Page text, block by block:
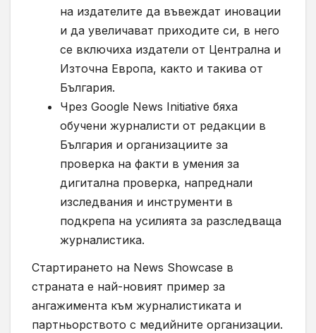
на издателите да въвеждат иновации
и да увеличават приходите си, в него
се включиха издатели от Централна и
Източна Европа, както и такива от
България.
Чрез Google News Initiative бяха
обучени журналисти от редакции в
България и организациите за
проверка на факти в умения за
дигитална проверка, напреднали
изследвания и инструменти в
подкрепа на усилията за разследваща
журналистика.
Стартирането на News Showcase в
страната е най-новият пример за
ангажимента към журналистиката и
партньорството с медийните организации.